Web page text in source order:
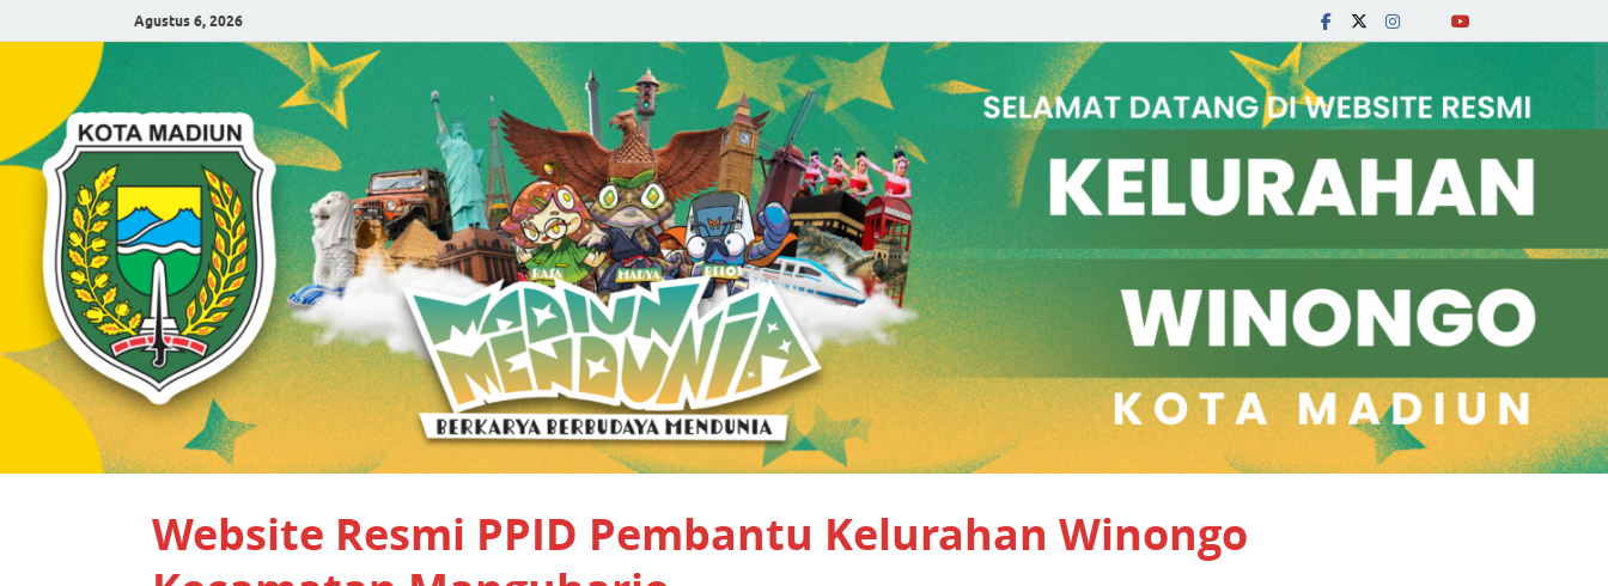
Agustus 6, 2026
Website Resmi PPID Pembantu Kelurahan Winongo